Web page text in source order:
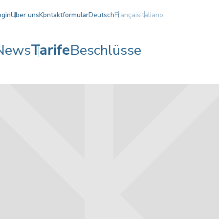
TarifeBeschlüsse
Über unsKontaktformularDeutschFrançaisItaliano